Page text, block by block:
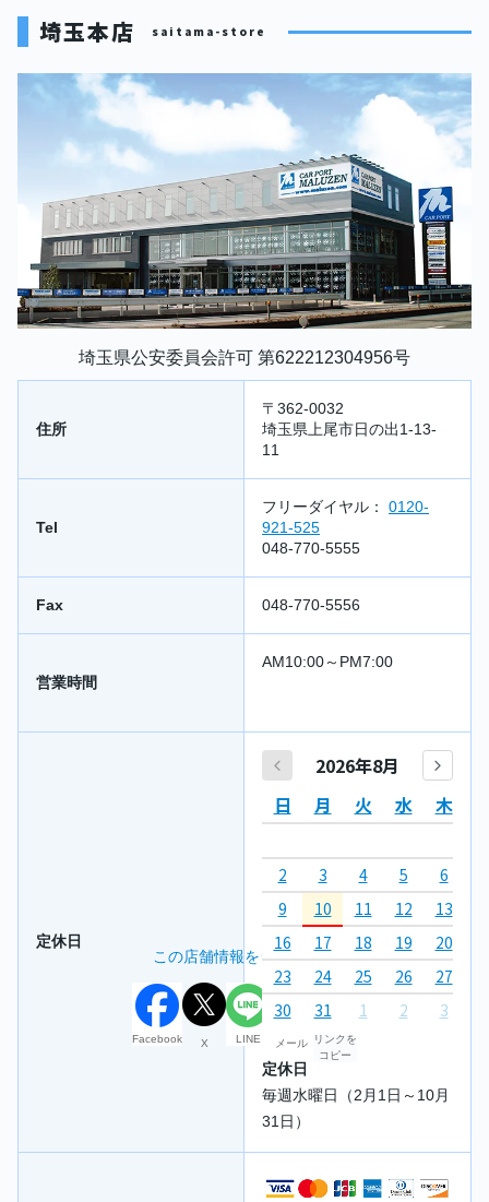
埼玉本店 saitama-store
埼玉県公安委員会許可 第622212304956号
この店舗情報をシェアする
Facebook X LINE メール
リンクを
コピー
住所
〒362-0032
埼玉県上尾市日の出1-13-
11
Tel
フリーダイヤル： 0120-
921-525
048-770-5555
Fax 048-770-5556
営業時間
AM10:00～PM7:00
定休日
2026年8月
日
月 火 水 木
2 3 4 5 6
9
10 11 12 13
16
17 18 19 20
23
24 25 26 27
30
31 1 2 3
定休日
毎週水曜日（2月1日～10月
31日）